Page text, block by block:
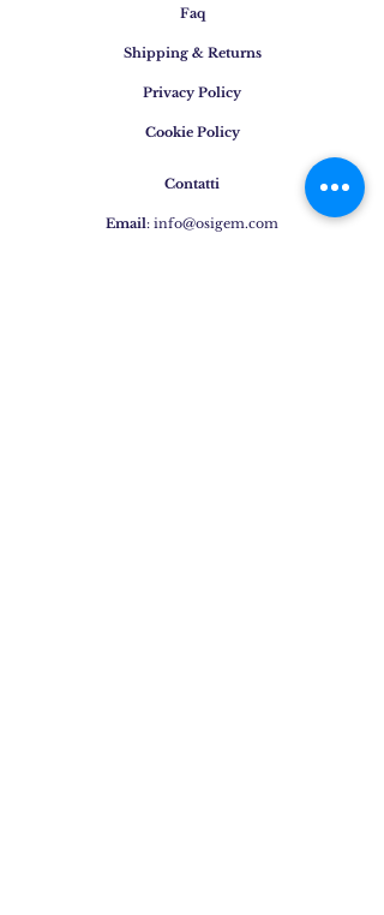
Faq
Shipping & Returns
Privacy Policy
Cookie Policy
Contatti
Email: info@osigem.com